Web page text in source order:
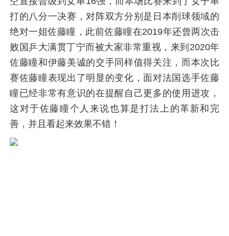
打的八分一决赛，对阵双方分别是日本削球领域的
绝对一姐佐藤瞳，此前佐藤瞳在2019年还曾两次击
败国乒大满贯丁宁而被大家非常重视，来到2020年
佐藤瞳和伊藤美诚的交手同样值得关注，而本次比
赛佐藤瞳表现出了明显的变化，面对法国选手佐藤
瞳已经非常有意识的在提醒自己更多的使用进攻，
这对于佐藤瞳个人来说也算是打法上的革新和完
善，并且看起来效果不错！